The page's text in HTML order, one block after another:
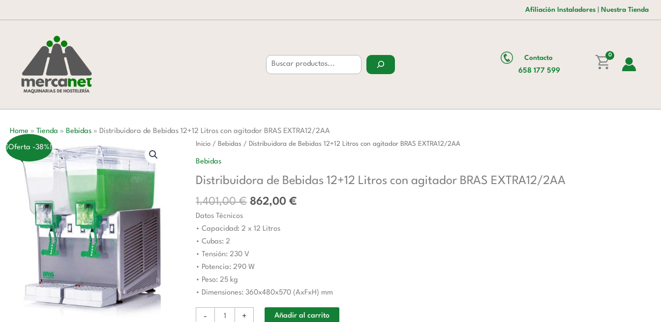
al
Afiliación Instaladores Nuestra Tienda
Contacto
658 177 599
0
Home » Tienda » Bebidas » Distribuidora de Bebidas 12+12 Litros con agitador BRAS EXTRA12/2AA
¡Oferta -38%! Inicio / Bebidas / Distribuidora de Bebidas 12+12 Litros con agitador BRAS EXTRA12/2AA
Bebidas
Distribuidora de Bebidas 12+12 Litros con agitador BRAS EXTRA12/2AA
1.401,00€
El
era:
1.401,00 €.
862,00€
El
es:
Datos Técnicos
• Capacidad: 2 x 12 Litros
• Cubas: 2
• Tensión: 230 V
• Potencia: 290 W
• Peso: 25 kg
• Dimensiones: 360x480x570 (AxFxH) mm
-
Distribuidora
12+12
agitador
BRAS
EXTRA12/2AA
cantidad
+ Añadir al carrito
1.401,00 €.862,00 €.
Litros
BRAS
EXTRA12/2AA